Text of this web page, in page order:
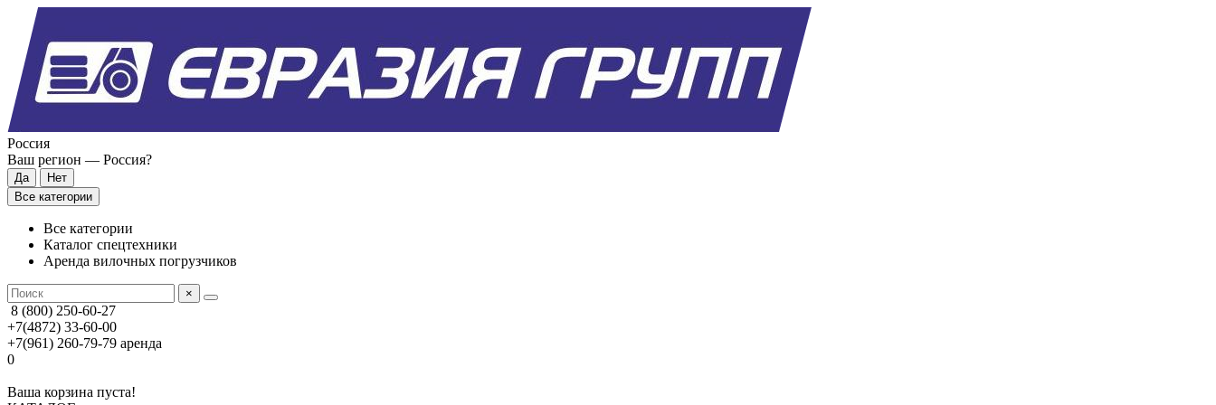
Россия
Ваш регион — Россия?
Все категории
Все категории
Каталог спецтехники
Аренда вилочных погрузчиков
×
8 (800) 250-60-27
+7(4872) 33-60-00
+7(961) 260-79-79 аренда
0
Ваша корзина пуста!